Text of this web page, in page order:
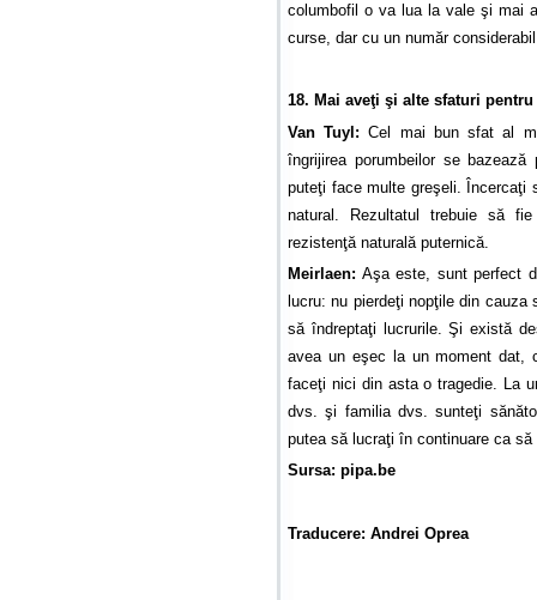
columbofil o va lua la vale şi mai
curse, dar cu un număr
18. Mai aveţi şi alte sfaturi
Van Tuyl: Cel mai bun sfat al
îngrijirea porumbeilor se
puteţi face multe greşeli. Încercaţi
natural. Rezultatul trebuie să
rezistenţă naturală puternică.
Meirlaen: Aşa este, sunt perfect
lucru: nu pierdeţi nopţile din
să îndreptaţi lucrurile. Şi există
avea un eşec la un moment dat,
faceţi nici din asta o tragedie. La
dvs. şi familia dvs. sunteţi
putea să lucraţi în continuare ca
Sursa: pipa.be
Traducere: Andrei Oprea